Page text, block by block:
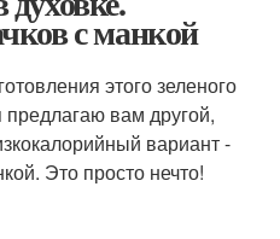
с манкой
этого зеленого
вам другой,
вариант -
Это просто нечто!